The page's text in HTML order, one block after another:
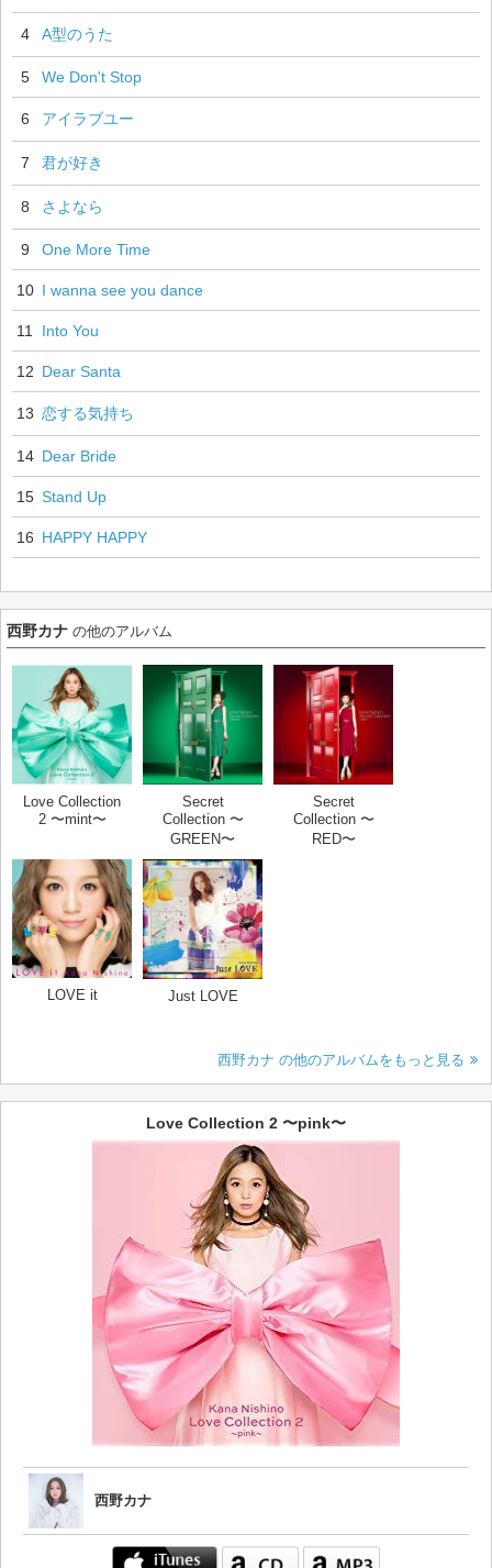
4 A型のうた
5 We Don't Stop
6 アイラブユー
7 君が好き
8 さよなら
9 One More Time
10 I wanna see you dance
11 Into You
12 Dear Santa
13 恋する気持ち
14 Dear Bride
15 Stand Up
16 HAPPY HAPPY
西野カナ の他のアルバム
Love Collection
2 〜mint〜
Secret
Collection 〜
GREEN〜
Secret
Collection 〜
RED〜
LOVE it Just LOVE
西野カナ の他のアルバムをもっと見る
Love Collection 2 〜pink〜
西野カナ